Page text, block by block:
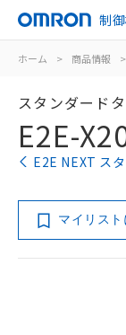
制
ホーム > 商品情報 >
スタンダード
E2E-
E2E NEXT ス
マイリスト